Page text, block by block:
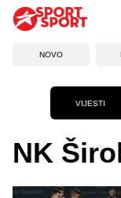
NOVO
VIJESTI
NK